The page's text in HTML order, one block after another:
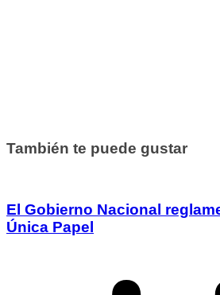
También te puede gustar
El Gobierno Nacional
Única Papel